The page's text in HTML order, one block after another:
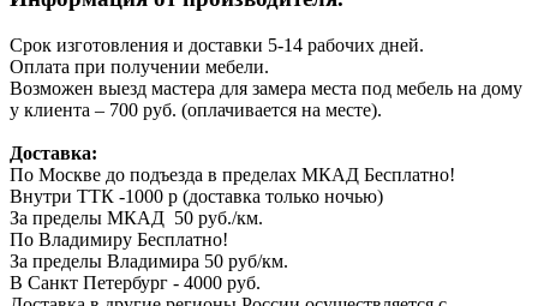
Срок изготовления и доставки 5-14 рабочих дней.
Оплата при получении мебели.
Возможен выезд мастера для замера места под мебель на дому
у клиента – 700 руб. (оплачивается на месте).
Доставка:
По Москве до подъезда в пределах МКАД Бесплатно!
Внутри ТТК -1000 р (доставка только ночью)
За пределы МКАД 50 руб./км.
По Владимиру Бесплатно!
За пределы Владимира 50 руб/км.
В Санкт Петербург - 4000 руб.